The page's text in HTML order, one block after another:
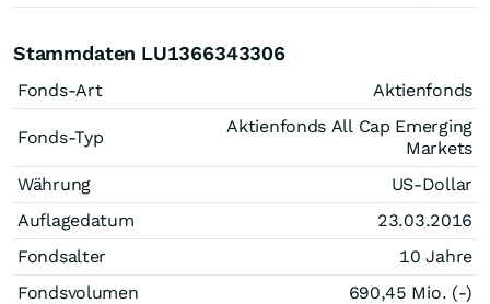
Stammdaten LU1366343306
Fonds-Art Aktienfonds
Fonds-Typ
Aktienfonds All Cap Emerging
Markets
Währung
US-Dollar
Auflagedatum
23.03.2016
Fondsalter
10 Jahre
Fondsvolumen
690,45 Mio. (-)